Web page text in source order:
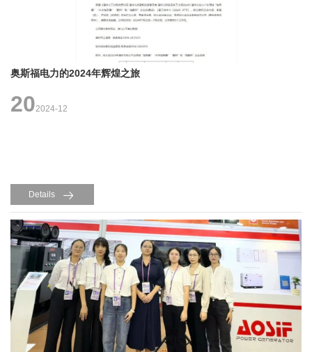
奥斯福电力的2024年辉煌之旅
202024-12
Details